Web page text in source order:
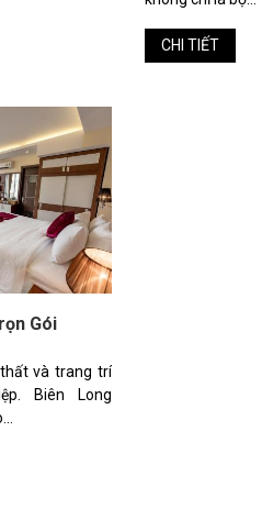
CHI TIẾT
Gói
và trang trí
Biên Long